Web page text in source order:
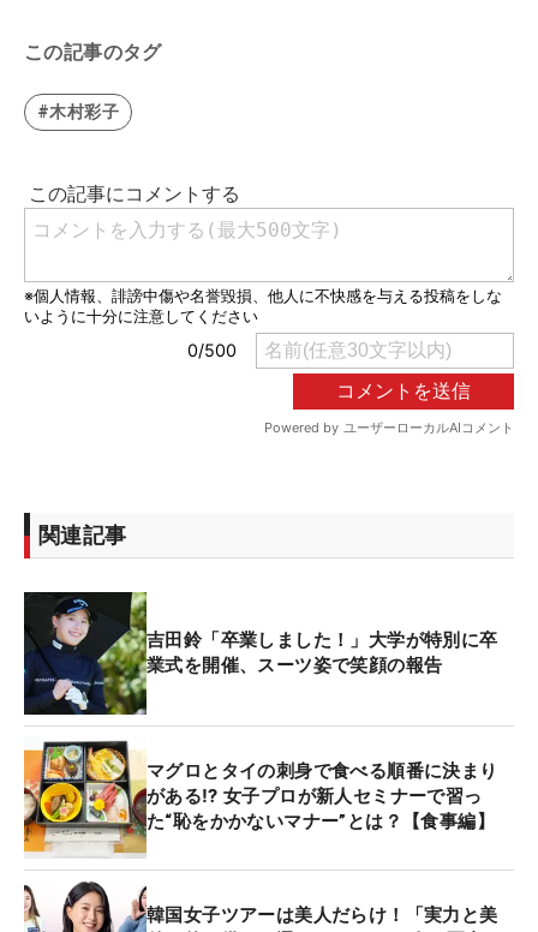
この記事のタグ
#木村彩子
関連記事
吉田鈴「卒業しました！」大学が特別に卒
業式を開催、スーツ姿で笑顔の報告
マグロとタイの刺身で食べる順番に決まり
がある⁉ 女子プロが新人セミナーで習っ
た“恥をかかないマナー”とは？【食事編】
韓国女子ツアーは美人だらけ！「実力と美